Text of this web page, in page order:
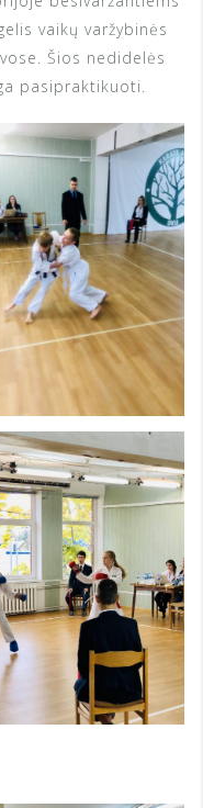
vaikų varžybinės
Šios nedidelės
pasipraktikuoti.